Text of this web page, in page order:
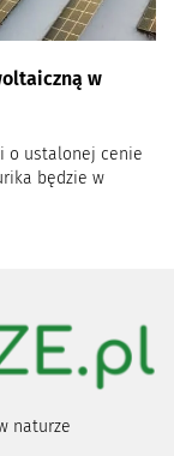
w
o ustalonej cenie
będzie w
naturze